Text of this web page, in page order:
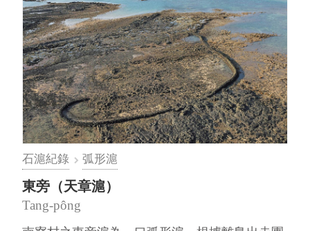
石滬紀錄 弧形滬
東旁（天章滬）
Tang-pông